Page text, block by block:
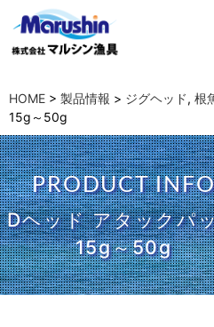
HOME > 製品情報 > ジグヘッド, 根
15g～50g
PRODUCT
Dヘッド アタックパ
15g～50g